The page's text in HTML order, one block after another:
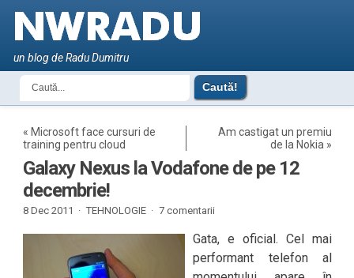
un blog de Radu Dumitru
« Microsoft face cursuri de
training pentru cloud
Am castigat un premiu
de la Nokia »
Galaxy Nexus la Vodafone de pe 12
decembrie!
8 Dec 2011 · TEHNOLOGIE · 7 comentarii
Gata, e oficial. Cel mai
performant telefon al